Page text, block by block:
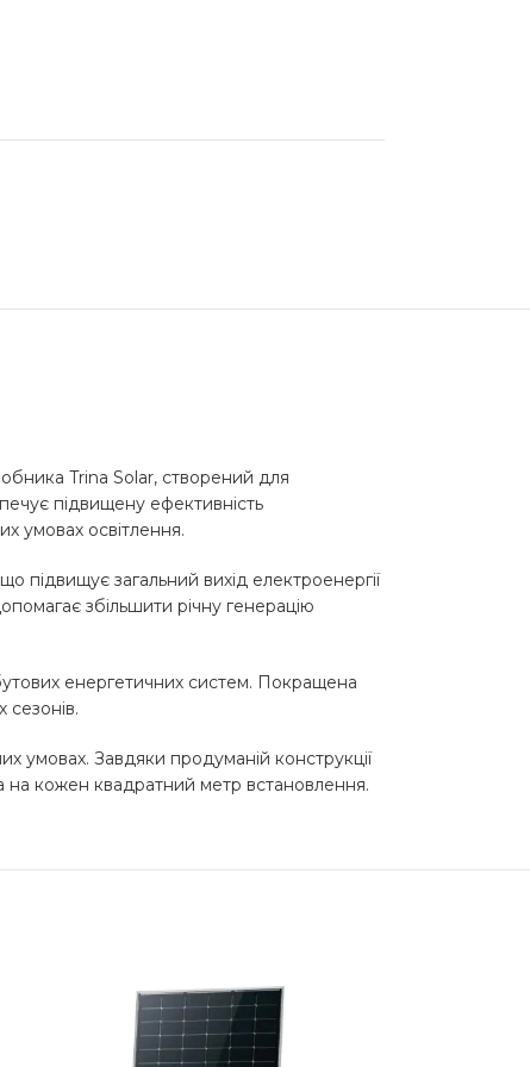
Trina Solar, створений для
підвищену ефективність
умовах освітлення.
підвищує загальний вихід електроенергії
збільшити річну генерацію
енергетичних систем. Покращена
сезонів.
умовах. Завдяки продуманій конструкції
на кожен квадратний метр встановлення.